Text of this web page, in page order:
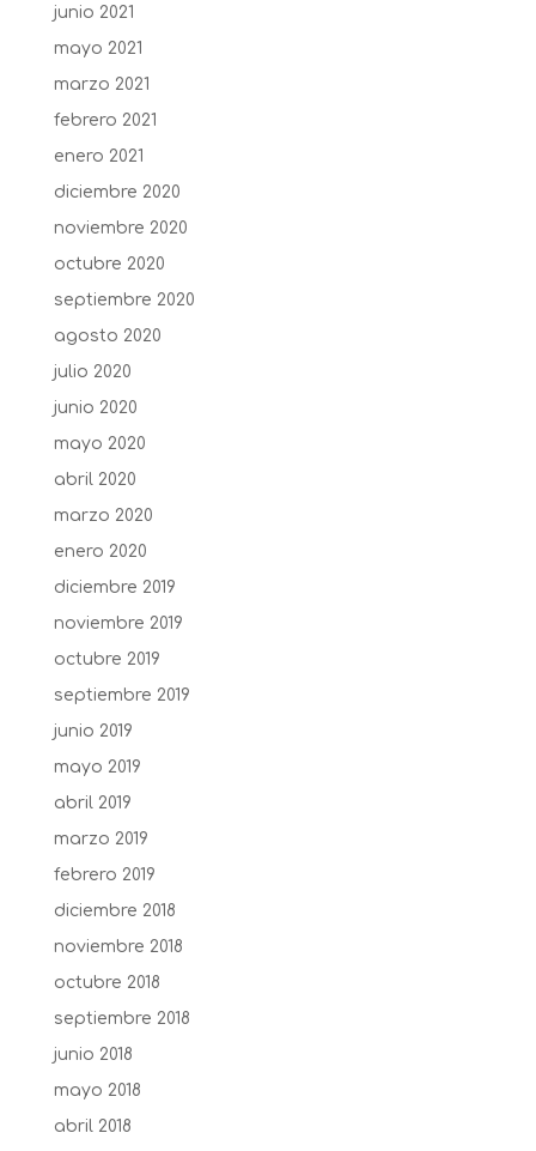
junio 2021
mayo 2021
marzo 2021
febrero 2021
enero 2021
diciembre 2020
noviembre 2020
octubre 2020
septiembre 2020
agosto 2020
julio 2020
junio 2020
mayo 2020
abril 2020
marzo 2020
enero 2020
diciembre 2019
noviembre 2019
octubre 2019
septiembre 2019
junio 2019
mayo 2019
abril 2019
marzo 2019
febrero 2019
diciembre 2018
noviembre 2018
octubre 2018
septiembre 2018
junio 2018
mayo 2018
abril 2018